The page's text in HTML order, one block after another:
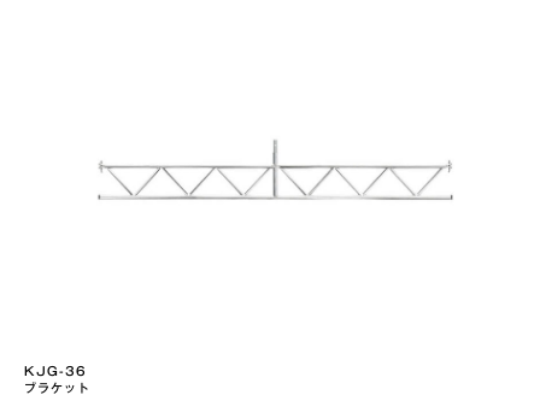
KJG-36
ブラケット